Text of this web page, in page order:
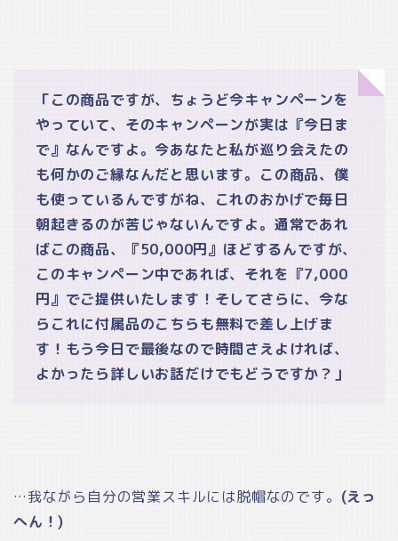
「この商品ですが、ちょうど今キャンペーンを
やっていて、そのキャンペーンが実は『今日ま
で』なんですよ。今あなたと私が巡り会えたの
も何かのご縁なんだと思います。この商品、僕
も使っているんですがね、これのおかげで毎日
朝起きるのが苦じゃないんですよ。通常であれ
ばこの商品、『50,000円』ほどするんですが、
このキャンペーン中であれば、それを『7,000
円』でご提供いたします！そしてさらに、今な
らこれに付属品のこちらも無料で差し上げま
す！もう今日で最後なので時間さえよければ、
よかったら詳しいお話だけでもどうですか？」
…我ながら自分の営業スキルには脱帽なのです。 (えっ
へん！)